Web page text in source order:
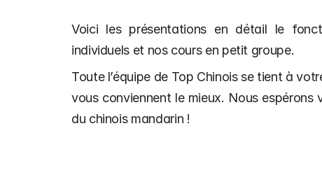
Voici les présentations en détail le
individuels et nos cours en petit groupe.
Toute l’équipe de Top Chinois se tient à
vous conviennent le mieux. Nous
du chinois mandarin !